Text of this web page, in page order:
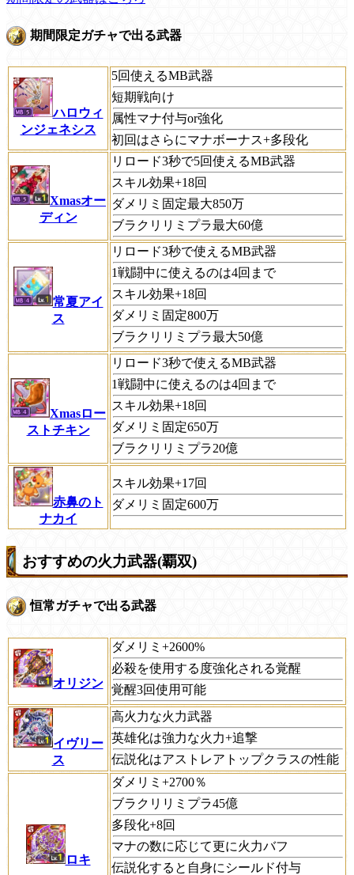
期間限定ガチャで出る武器
ハロウィ
ンジェネシス
5回使えるMB武器
短期戦向け
属性マナ付与or強化
初回はさらにマナボーナス+多段化
Xmasオー
ディン
リロード3秒で5回使えるMB武器
スキル効果+18回
ダメリミ固定最大850万
ブラクリリミプラ最大60億
常夏アイ
ス
リロード3秒で使えるMB武器
1戦闘中に使えるのは4回まで
スキル効果+18回
ダメリミ固定800万
ブラクリリミプラ最大50億
Xmasロー
ストチキン
リロード3秒で使えるMB武器
1戦闘中に使えるのは4回まで
スキル効果+18回
ダメリミ固定650万
ブラクリリミプラ20億
赤鼻のト
ナカイ
スキル効果+17回
ダメリミ固定600万
おすすめの火力武器(覇双)
恒常ガチャで出る武器
オリジン
ダメリミ+2600%
必殺を使用する度強化される覚醒
覚醒3回使用可能
イヴリー
ス
高火力な火力武器
英雄化は強力な火力+追撃
伝説化はアストレアトップクラスの性能
ロキ
ダメリミ+2700％
ブラクリリミプラ45億
多段化+8回
マナの数に応じて更に火力バフ
伝説化すると自身にシールド付与